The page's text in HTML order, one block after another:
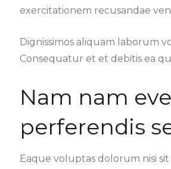
exercitationem recusandae
Dignissimos aliquam laborum
Consequatur et et debitis ea
Nam nam
perferendis
Eaque voluptas dolorum nisi